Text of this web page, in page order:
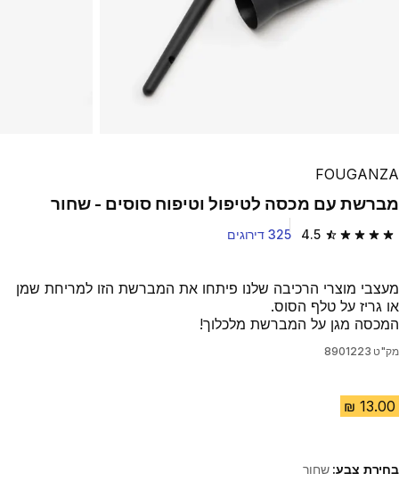
FOUGANZA
מברשת עם מכסה לטיפול וטיפוח סוסים - שחור
4.5 4.5 out of 5 stars from 325 reviews 325 דירוגים
מעצבי מוצרי הרכיבה שלנו פיתחו את המברשת הזו למריחת שמן
או גריז על טלף הסוס.
המכסה מגן על המברשת מלכלוך!
מק"ט 8901223
בחירת צבע:שחור